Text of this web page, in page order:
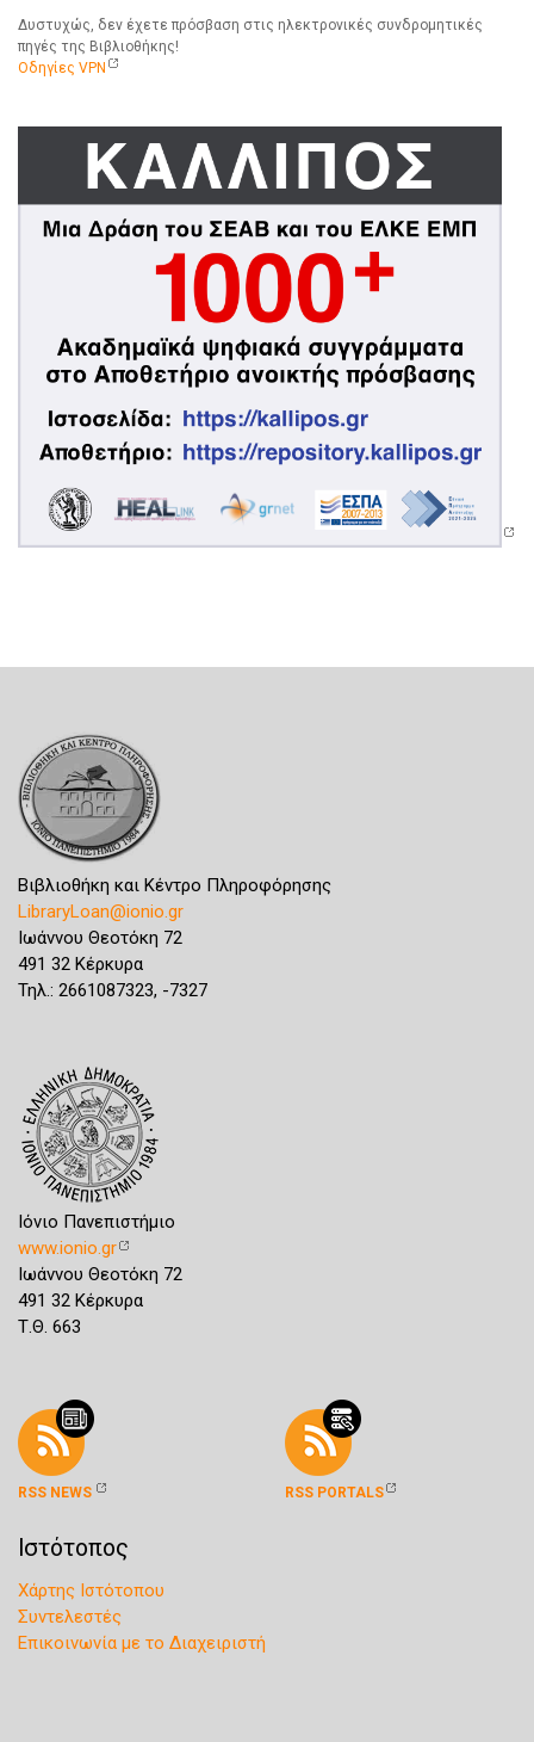
Δυστυχώς, δεν έχετε πρόσβαση στις ηλεκτρονικές συνδρομητικές
πηγές της Βιβλιοθήκης!
Οδηγίες VPN
Βιβλιοθήκη και Κέντρο Πληροφόρησης
LibraryLoan@ionio.gr
Ιωάννου Θεοτόκη 72
491 32 Κέρκυρα
Τηλ.: 2661087323, -7327
Ιόνιο Πανεπιστήμιο
www.ionio.gr
Ιωάννου Θεοτόκη 72
491 32 Κέρκυρα
Τ.Θ. 663
RSS NEWS RSS PORTALS
Ιστότοπος
Χάρτης Ιστότοπου
Συντελεστές
Επικοινωνία με το Διαχειριστή